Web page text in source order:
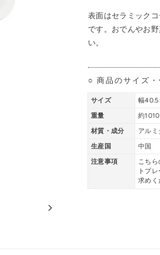
表面はセラミック
です。おでんやお
い。
○ 商品のサイズ・
サイズ
幅
重量
約
材質・成分
アル
生産国
中国
注意事項
こち
トプ
求めく